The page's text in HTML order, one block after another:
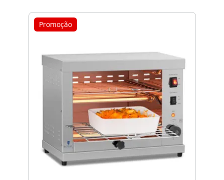
Promoção